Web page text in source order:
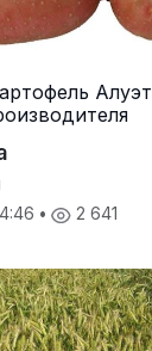
Алуэт
• 2 641